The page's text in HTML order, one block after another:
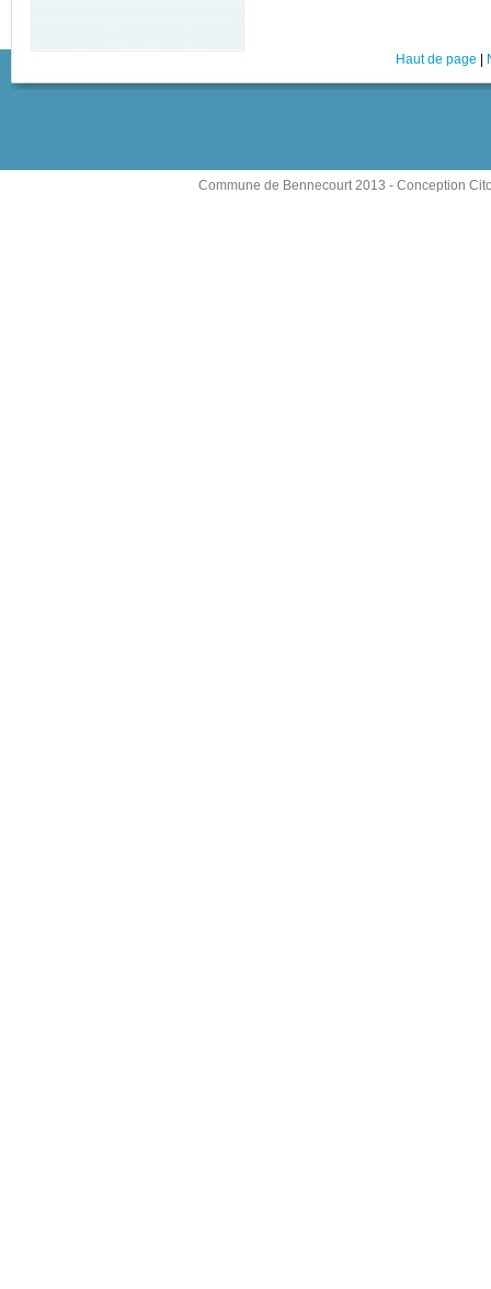
Haut de page
Commune de Bennecourt 2013 - Conception